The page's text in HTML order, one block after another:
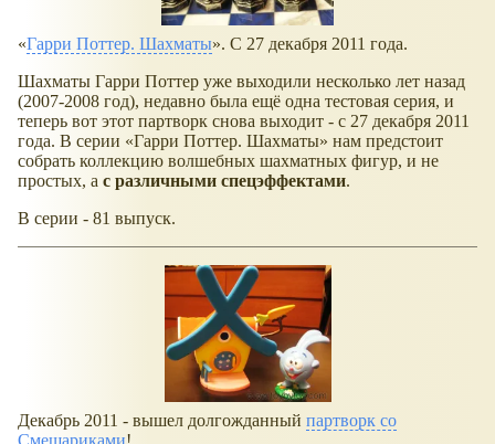
Гарри Поттер. Шахматы . С 27 декабря 2011 года.
Шахматы Гарри Поттер уже выходили несколько лет назад
(2007-2008 год), недавно была ещё одна тестовая серия, и
теперь вот этот партворк снова выходит - с 27 декабря 2011
года. В серии
Гарри Поттер. Шахматы
нам предстоит
собрать коллекцию волшебных шахматных фигур, и не
простых, а с различными спецэффектами.
В серии - 81 выпуск.
Декабрь 2011 - вышел долгожданный партворк со
Смешариками!